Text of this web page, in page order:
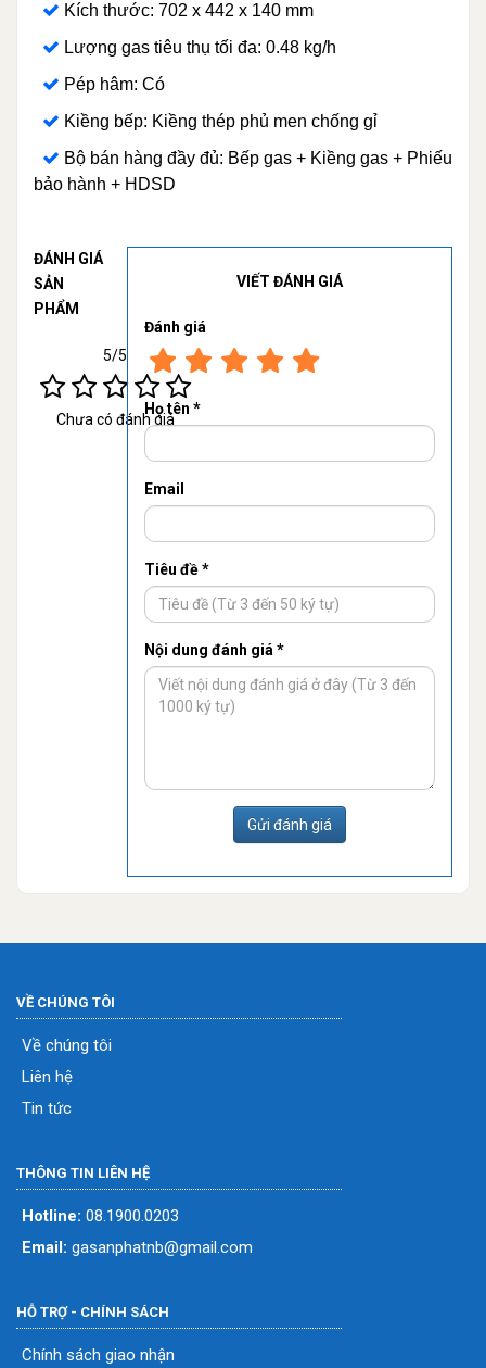
Kích thước: 702 x 442 x 140 mm
Lượng gas tiêu thụ tối đa: 0.48 kg/h
Pép hâm: Có
Kiềng bếp: Kiềng thép phủ men chống gỉ
Bộ bán hàng đầy đủ: Bếp gas + Kiềng gas + Phiếu
bảo hành + HDSD
ĐÁNH GIÁ
SẢN
PHẨM
5/5
Chưa có đánh giá
VIẾT ĐÁNH GIÁ
Đánh giá
Họ tên *
Email
Tiêu đề *
Nội dung đánh giá *
Gửi đánh giá
VỀ CHÚNG TÔI
Về chúng tôi
Liên hệ
Tin tức
THÔNG TIN LIÊN HỆ
Hotline: 08.1900.0203
Email: gasanphatnb@gmail.com
HỖ TRỢ - CHÍNH SÁCH
Chính sách giao nhận